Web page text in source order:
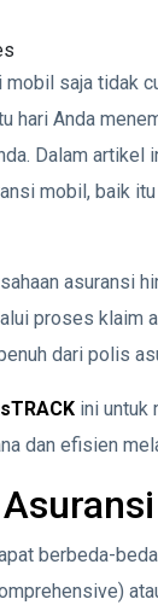
saja tidak
hari Anda
Dalam artikel
mobil, baik
asuransi
proses klaim
dari polis
ini untuk
dan efisien
berbeda-